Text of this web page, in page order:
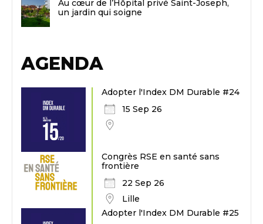
Au cœur de l’Hôpital privé Saint-Joseph,
un jardin qui soigne
AGENDA
Adopter l'Index DM Durable #24
15 Sep 26
Congrès RSE en santé sans
frontière
22 Sep 26
Lille
Adopter l'Index DM Durable #25